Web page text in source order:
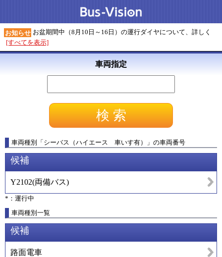
お知らせ お盆期間中（8月10日～16日）の運行ダイヤについて、詳しく
[すべてを表示]
車両指定
車両種別 「シーバス（ハイエース 車いす有） 」 の車両番号
候補
Y2102(両備バス)
*：運行中
車両種別一覧
候補
路面電車